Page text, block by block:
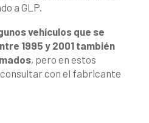
a GLP.
vehículos que se
1995 y 2001 también
, pero en estos
con el fabricante